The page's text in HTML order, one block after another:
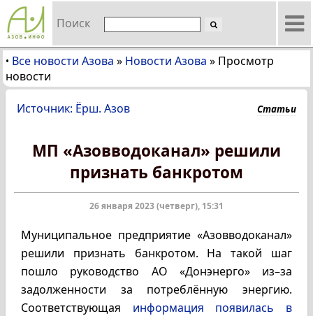
Поиск
• Все новости Азова » Новости Азова » Просмотр
новости
Источник: Ёрш. Азов Статьи
МП «Азовводоканал» решили
признать банкротом
26 января 2023 (четверг), 15:31
Муниципальное предприятие «Азовводоканал»
решили признать банкротом. На такой шаг
пошло руководство АО «Донэнерго» из–за
задолженности за потреблённую энергию.
Соответствующая информация появилась в